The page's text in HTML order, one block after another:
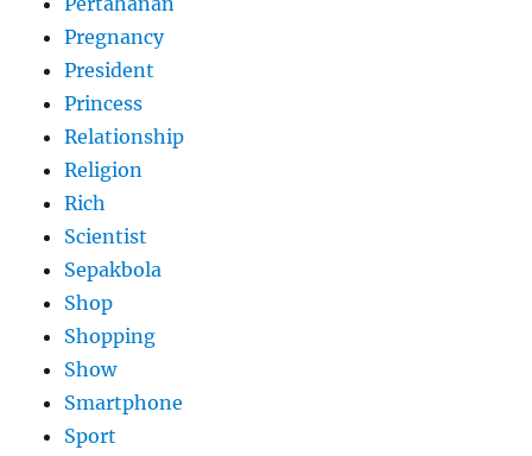
Pregnancy
President
Princess
Relationship
Religion
Rich
Scientist
Sepakbola
Shop
Shopping
Show
Smartphone
Sport